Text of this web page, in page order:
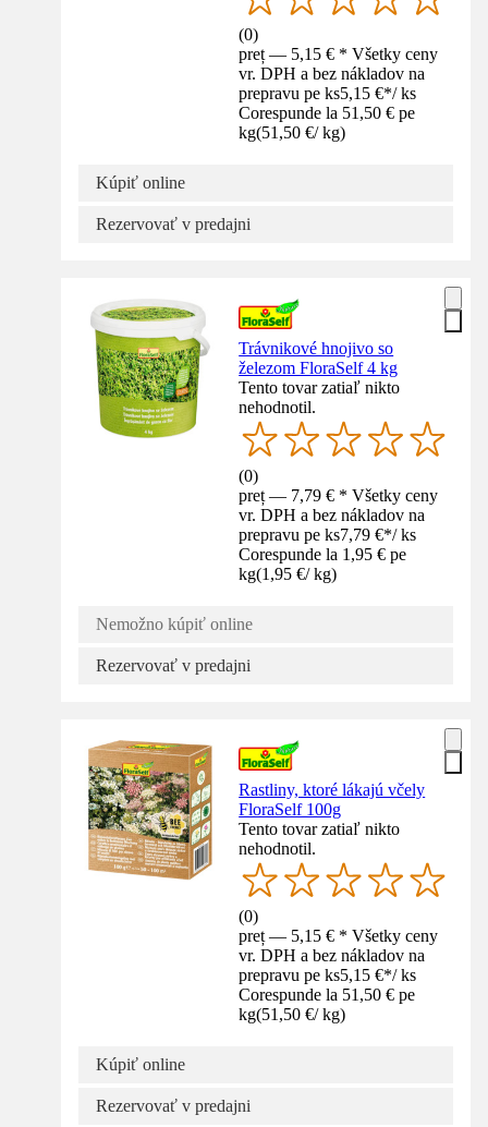
(0)
preț — 5,15 € * Všetky ceny
vr. DPH a bez nákladov na
prepravu pe ks5,15 €*/ ks
Corespunde la 51,50 € pe
kg(51,50 €/ kg)
Kúpiť online
Rezervovať v predajni
Trávnikové hnojivo so
železom FloraSelf 4 kg
Tento tovar zatiaľ nikto
nehodnotil.
(0)
preț — 7,79 € * Všetky ceny
vr. DPH a bez nákladov na
prepravu pe ks7,79 €*/ ks
Corespunde la 1,95 € pe
kg(1,95 €/ kg)
Nemožno kúpiť online
Rezervovať v predajni
Rastliny, ktoré lákajú včely
FloraSelf 100g
Tento tovar zatiaľ nikto
nehodnotil.
(0)
preț — 5,15 € * Všetky ceny
vr. DPH a bez nákladov na
prepravu pe ks5,15 €*/ ks
Corespunde la 51,50 € pe
kg(51,50 €/ kg)
Kúpiť online
Rezervovať v predajni